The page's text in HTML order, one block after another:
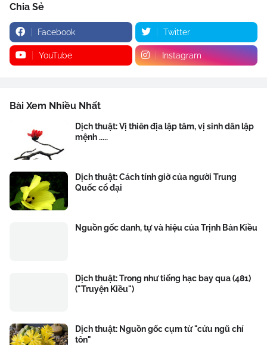
Chia Sẻ
Facebook Twitter
YouTube Instagram
Bài Xem Nhiều Nhất
Dịch thuật: Vị thiên địa lập tâm, vị sinh dân lập
mệnh .....
Dịch thuật: Cách tính giờ của người Trung
Quốc cổ đại
Nguồn gốc danh, tự và hiệu của Trịnh Bản Kiều
Dịch thuật: Trong như tiếng hạc bay qua (481)
("Truyện Kiều")
Dịch thuật: Nguồn gốc cụm từ "cửu ngũ chí
tôn"